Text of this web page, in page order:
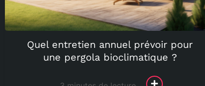
Quel entretien annuel prévoir pour
une pergola bioclimatique ?